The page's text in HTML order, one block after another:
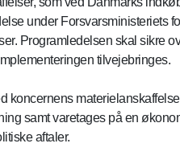
under Forsvarsministeriets
Programledelsen skal sikre
tilvejebringes.
samt varetages på en
aftaler.